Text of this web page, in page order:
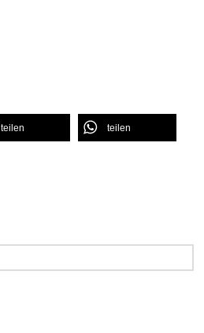
teilen teilen